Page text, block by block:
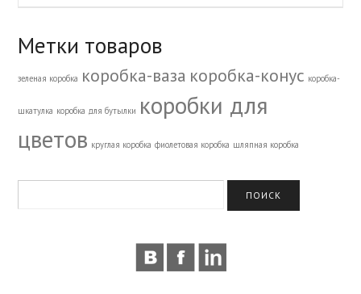
Метки товаров
зеленая коробка коробка-ваза коробка-конус коробка-
шкатулка коробка для бутылки коробки для
цветов круглая коробка фиолетовая коробка шляпная коробка